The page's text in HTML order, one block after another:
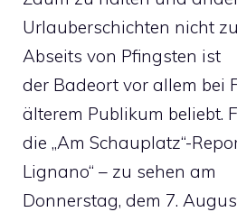
Urlauberschichten nicht
Abseits von Pfingsten ist
der Badeort vor allem bei
älterem Publikum beliebt.
die „Am Schauplatz“-
Lignano“ – zu sehen am
Donnerstag, dem 7.